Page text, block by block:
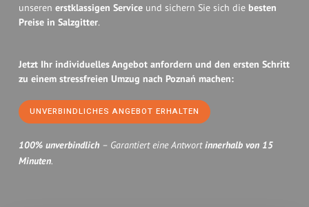
unseren erstklassigen Service und sichern Sie sich die besten
Preise in Salzgitter.
Jetzt Ihr individuelles Angebot anfordern und den ersten Schritt
zu einem stressfreien Umzug nach Poznań machen:
UNVERBINDLICHES ANGEBOT ERHALTEN
100% unverbindlich – Garantiert eine Antwortinnerhalb von 15
Minuten.